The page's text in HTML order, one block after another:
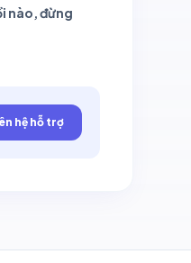
nào, đừng
hệ hỗ trợ